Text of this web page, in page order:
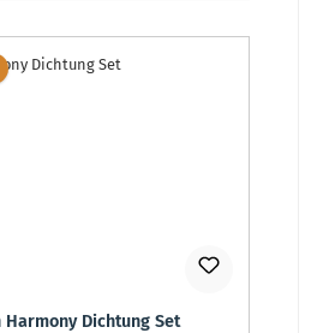
Harmony Dichtung Set